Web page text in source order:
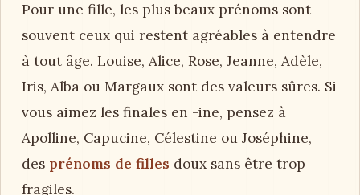
Pour une fille, les plus beaux prénoms sont
souvent ceux qui restent agréables à entendre
à tout âge. Louise, Alice, Rose, Jeanne, Adèle,
Iris, Alba ou Margaux sont des valeurs sûres. Si
vous aimez les finales en -ine, pensez à
Apolline, Capucine, Célestine ou Joséphine,
des prénoms de filles doux sans être trop
fragiles.